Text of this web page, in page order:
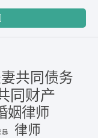
共同债务
同财产
姻律师
暴 律师